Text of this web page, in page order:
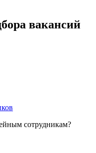
вакансий
сотрудникам?